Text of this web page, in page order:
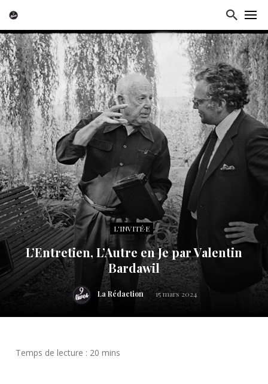
L'INVITÉ·E
L’Entretien, L’Autre en Je par Valentin
Bardawil
La Rédaction 15 mars 2024